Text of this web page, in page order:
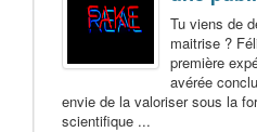
Tu viens de
maitrise ?
première
avérée
envie de la valoriser sous la
scientifique ...